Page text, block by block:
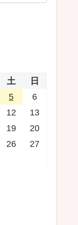
土
日
5
6
12
13
19
20
26
27